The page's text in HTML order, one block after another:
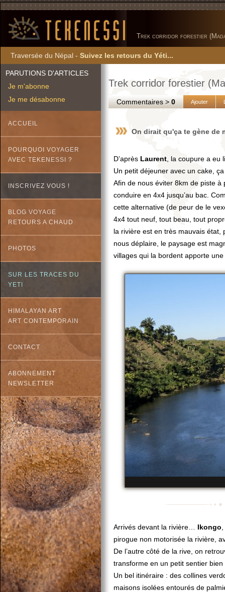
Trek corridor forestier
Traversée du Népal - Suivez les retours du Yéti...
PARUTIONS D'ARTICLES
Je m'abonne
Je me désabonne
ACCUEIL
POURQUOI VOYAGER
AVEC TEKENESSI ?
INSCRIVEZ VOUS !
BLOG VOYAGE
RETOURS A CHAUD
PHOTOS
SUR LES TRACES DU
YETI
HIMALAYAN ART
ART CONTEMPORAIN
CONTACT
ABONNEMENT
NEWSLETTER
Trek corridor forestier
Commentaires >0 Ajouter
On dirait qu'ça te gène de
D’après Laurent , la coupure a
Un petit déjeuner avec un cake,
Afin de nous éviter 8km de piste
conduire en 4x4 jusqu’au bac.
cette alternative (de peur de le
4x4 tout neuf, tout beau, tout
la rivière est en très mauvais état,
nous déplaire, le paysage est
villages qui la bordent apporte
Arrivés devant la rivière… Ikongo
pirogue non motorisée la rivière,
De l’autre côté de la rive, on
transforme en un petit sentier
Un bel itinéraire : des collines
maisons isolées entourés de